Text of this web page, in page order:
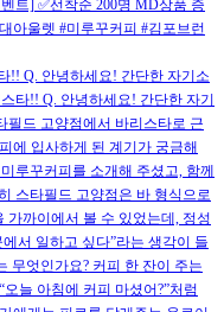
!! Q. 안녕하세요! 간단한 자기소